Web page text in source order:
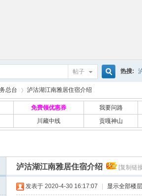
帖子
索
热搜:
总台
›
泸沽湖江南雅居住宿介绍
免费领优惠券
我要问路
川藏中线 贡嘎神山
泸沽湖江南雅居住宿介绍 [复制链
发表于 2020-4-30 16:17:07 显示全部楼层